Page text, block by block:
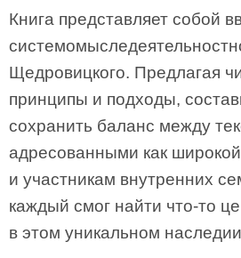
Книга представляет собой
Щедровицкого. Предлагая
принципы и подходы,
сохранить баланс между
адресованными как широкой
и участникам внутренних
каждый смог найти что-то
в этом уникальном